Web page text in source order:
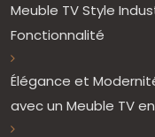
Meuble TV Style
Fonctionnalité
Élégance et
avec un Meuble TV